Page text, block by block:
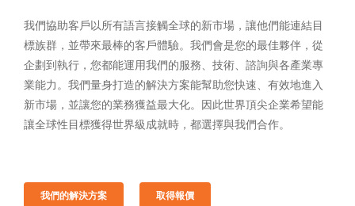
我們協助客戶以所有語言接觸全球的新市場，讓他們能連結目
標族群，並帶來最棒的客戶體驗。我們會是您的最佳夥伴，從
企劃到執行，您都能運用我們的服務、技術、諮詢與各產業專
業能力。我們量身打造的解決方案能幫助您快速、有效地進入
新市場，並讓您的業務獲益最大化。因此世界頂尖企業希望能
讓全球性目標獲得世界級成就時，都選擇與我們合作。
我們的解決方案 取得報價